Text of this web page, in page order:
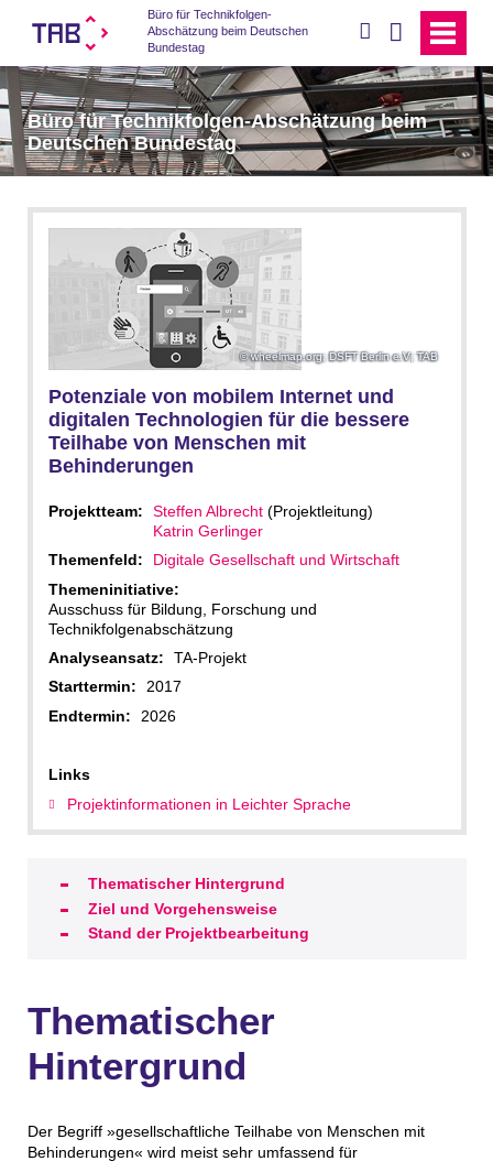
Büro für Technikfolgen-
Abschätzung beim Deutschen
Bundestag
Büro für Technikfolgen-Abschätzung beim
Deutschen Bundestag
wheelmap.org; DSFT Berlin e.V; TAB
Potenziale von mobilem Internet und
digitalen Technologien für die bessere
Teilhabe von Menschen mit
Behinderungen
Projektteam: Steffen Albrecht(Projektleitung)
Katrin Gerlinger
Themenfeld:
Digitale Gesellschaft und Wirtschaft
Themeninitiative:
Ausschuss für Bildung, Forschung und
Technikfolgenabschätzung
Analyseansatz:
TA-Projekt
Starttermin:
2017
Endtermin:
2026
Links
Projektinformationen in Leichter Sprache
Thematischer Hintergrund
Ziel und Vorgehensweise
Stand der Projektbearbeitung
Thematischer
Hintergrund
Der Begriff »gesellschaftliche Teilhabe von Menschen mit
Behinderungen« wird meist sehr umfassend für